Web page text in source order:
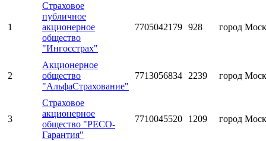
1
Страховое
публичное
акционерное
общество
"Ингосстрах"
7705042179 928 город
2
Акционерное
общество
"АльфаСтрахование"
7713056834 2239 город
3
Страховое
акционерное
общество "РЕСО-
Гарантия"
7710045520 1209 город